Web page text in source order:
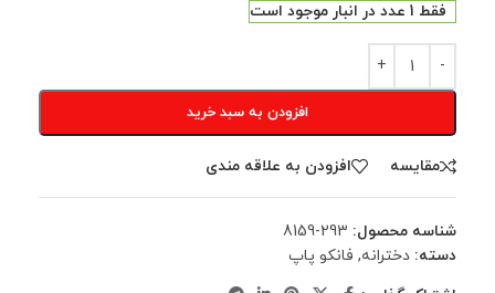
فقط 1 عدد در انبار موجود است
افزودن به سبد خرید
مقایسه افزودن به علاقه مندی
شناسه محصول: 293-8159
دسته: دخترانه, فانکو پاپ